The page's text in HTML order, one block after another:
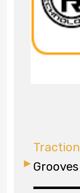
Traction
Grooves